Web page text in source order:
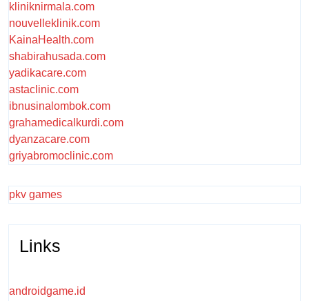
kliniknirmala.com
nouvelleklinik.com
KainaHealth.com
shabirahusada.com
yadikacare.com
astaclinic.com
ibnusinalombok.com
grahamedicalkurdi.com
dyanzacare.com
griyabromoclinic.com
pkv games
Links
androidgame.id